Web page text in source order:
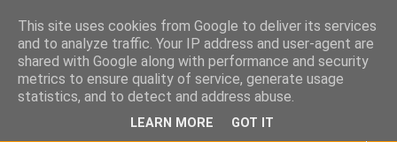
KaPa. Me without you...tea
without a biscuit!
This site uses cookies from Google to deliver its services
and to analyze traffic. Your IP address and user-agent are
shared with Google along with performance and security
metrics to ensure quality of service, generate usage
statistics, and to detect and address abuse.
LEARN MORE GOT IT